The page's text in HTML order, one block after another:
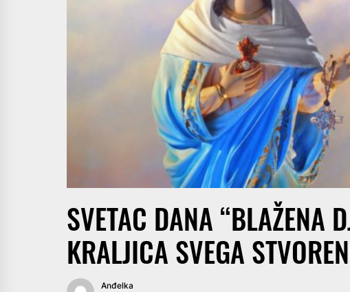
SVETAC DANA “BLAŽENA
KRALJICA SVEGA
Anđelka